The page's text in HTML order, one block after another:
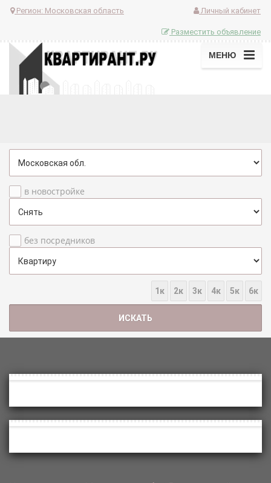
Регион: Московская область Личный кабинет
Разместить объявление
МЕНЮ
в новостройке
без посредников
1к 2к 3к 4к 5к 6к